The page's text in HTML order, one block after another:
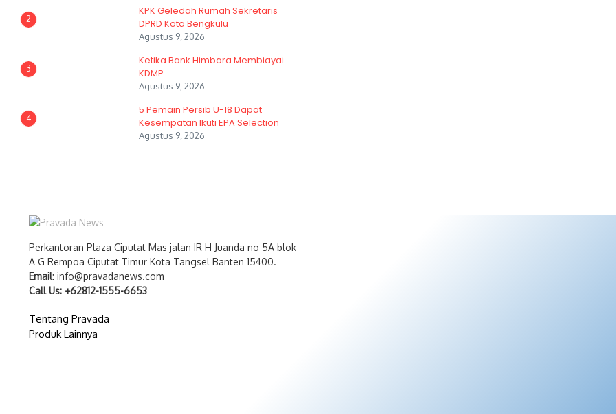
2
KPK Geledah Rumah Sekretaris
DPRD Kota Bengkulu
Agustus 9, 2026
3
Ketika Bank Himbara Membiayai
KDMP
Agustus 9, 2026
4
5 Pemain Persib U-18 Dapat
Kesempatan Ikuti EPA Selection
Agustus 9, 2026
Perkantoran Plaza Ciputat Mas jalan IR H Juanda no 5A blok
A G Rempoa Ciputat Timur Kota Tangsel Banten 15400.
Email: info@pravadanews.com
Call Us: +62812-1555-6653
Tentang Pravada
Produk Lainnya